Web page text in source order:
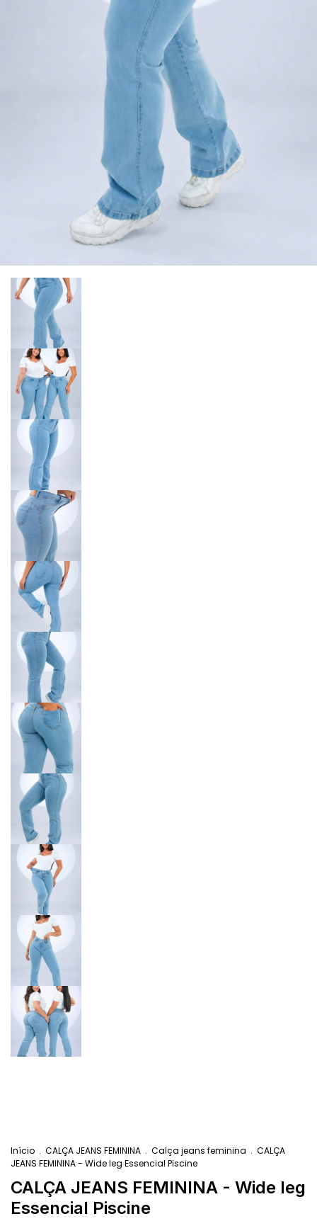
Início . CALÇA JEANS FEMININA . Calça jeans feminina . CALÇA
JEANS FEMININA - Wide leg Essencial Piscine
CALÇA JEANS FEMININA - Wide leg
Essencial Piscine